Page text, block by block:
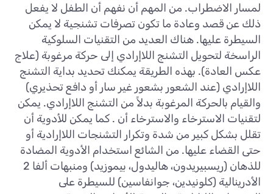
لمسار الاضطراب. من المهم أن نفهم أن الطفل لا يفعل
ذلك عن قصد وعادة ما تكون تصرفات تشنجية لا يمكن
السيطرة عليها. هناك العديد من التقنيات السلوكية
الراسخة لتحويل التشنج اللاإرادي إلى حركة مرغوبة (علاج
عكس العادة). بهذه الطريقة يمكنك تحديد بداية التشنج
اللاإرادي (عند الشعور بشعور غير سار أو دافع تحذيري)
والقيام بالحركة المرغوبة بدلاً من التشنج اللاإرادي. يمكن
لتقنيات الاسترخاء والاسترخاء أن . كما يمكن للأدوية أن
تقلل بشكل كبير من شدة وتكرار التشنجات اللاإرادية أو
حتى القضاء عليها. من الشائع استخدام الأدوية المضادة
للذهان (ريسبيريدون، هاليدول، بيموزيد) ومنبهات ألفا 2
الأدرينالية (كلونيدين، جوانفاسين) للسيطرة على